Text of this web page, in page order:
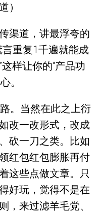
）
渠道，讲最浮夸的
重复1千遍就能成
样让你的“产品功
。
。当然在此之上衍
改一改形式，改成
砍一刀之类。比如
红包红包膨胀再付
这些点做文章。只
好玩，觉得不是在
，来过滤羊毛党、